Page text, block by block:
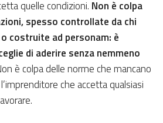
quelle condizioni. Non è colpa
spesso controllate da chi
costruite ad personam: è
di aderire senza nemmeno
è colpa delle norme che mancano
che accetta qualsiasi